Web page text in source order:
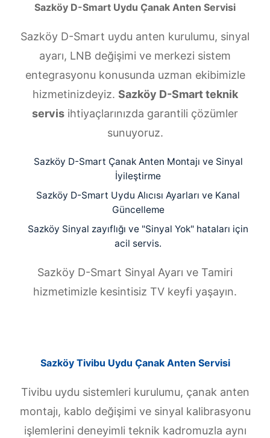
Sazköy D-Smart Uydu Çanak Anten Servisi
Sazköy D-Smart uydu anten kurulumu, sinyal
ayarı, LNB değişimi ve merkezi sistem
entegrasyonu konusunda uzman ekibimizle
hizmetinizdeyiz. Sazköy D-Smart teknik
servis ihtiyaçlarınızda garantili çözümler
sunuyoruz.
Sazköy D-Smart Çanak Anten Montajı ve Sinyal
İyileştirme
Sazköy D-Smart Uydu Alıcısı Ayarları ve Kanal
Güncelleme
Sazköy Sinyal zayıflığı ve "Sinyal Yok" hataları için
acil servis.
Sazköy D-Smart Sinyal Ayarı ve Tamiri
hizmetimizle kesintisiz TV keyfi yaşayın.
Sazköy Tivibu Uydu Çanak Anten Servisi
Tivibu uydu sistemleri kurulumu, çanak anten
montajı, kablo değişimi ve sinyal kalibrasyonu
işlemlerini deneyimli teknik kadromuzla aynı